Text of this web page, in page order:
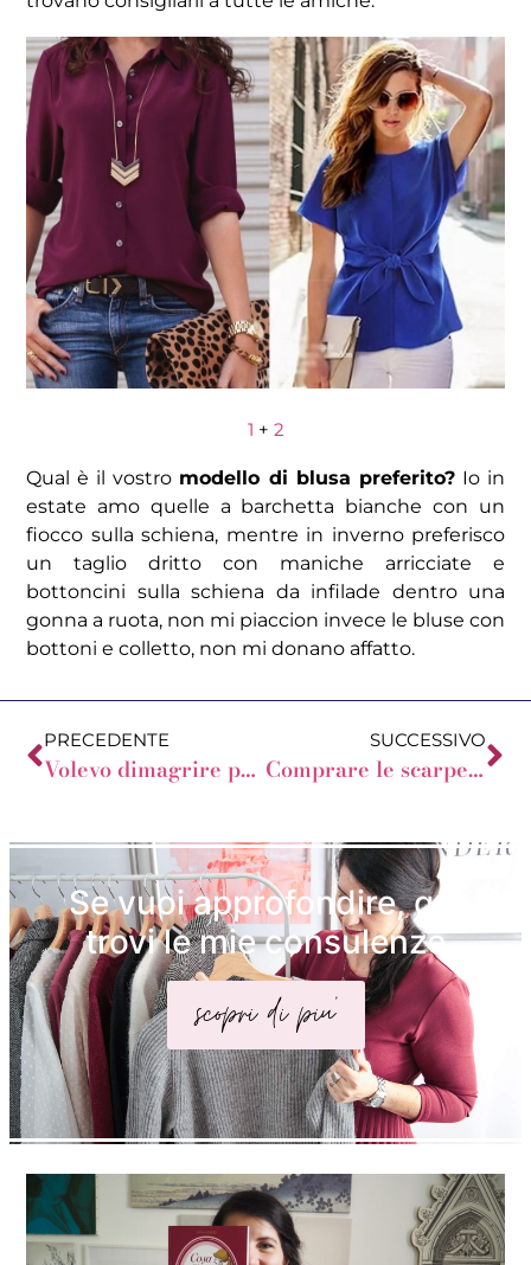
1 + 2
Qual è il vostro modello di blusa preferito?Io in
estate amo quelle a barchetta bianche con un
fiocco sulla schiena, mentre in inverno preferisco
un taglio dritto con maniche arricciate e
bottoncini sulla schiena da infilade dentro una
gonna a ruota, non mi piaccion invece le bluse con
bottoni e colletto, non mi donano affatto.
PRECEDENTE
Volevo dimagrire per indossare i calzini con le décolleté
SUCCESSIVO
Comprare le scarpe base: basse e comode
Se vuoi approfondire, qui
trovi le mie consulenze
scopri di piu'